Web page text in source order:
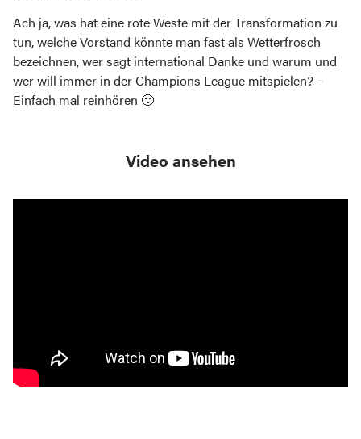
Ach ja, was hat eine rote Weste mit der Transformation zu
tun, welche Vorstand könnte man fast als Wetterfrosch
bezeichnen, wer sagt international Danke und warum und
wer will immer in der Champions League mitspielen? –
Einfach mal reinhören 🙂
Video ansehen